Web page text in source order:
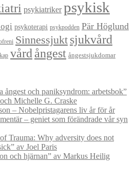
psykiatriker psykisk
psykoterapi psykpodden Pär Höglund
Sinnessjukt sjukvård
vård ångest ångestsjukdomar
ångest och paniksyndrom: arbetsbok”
Michelle G. Craske
– Nobelpristagarens liv år för år
– geniet som förändrade vår syn
Trauma: Why adversity does not
av Joel Paris
och hjärnan” av Markus Heilig